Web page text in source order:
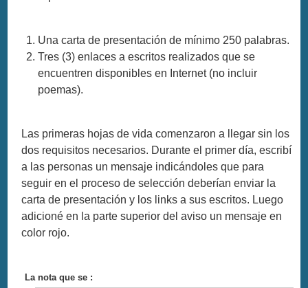
Una carta de presentación de mínimo 250 palabras.
Tres (3) enlaces a escritos realizados que se
encuentren disponibles en Internet (no incluir
poemas).
Las primeras hojas de vida comenzaron a llegar sin los
dos requisitos necesarios. Durante el primer día, escribí
a las personas un mensaje indicándoles que para
seguir en el proceso de selección deberían enviar la
carta de presentación y los links a sus escritos. Luego
adicioné en la parte superior del aviso un mensaje en
color rojo.
La nota que se :